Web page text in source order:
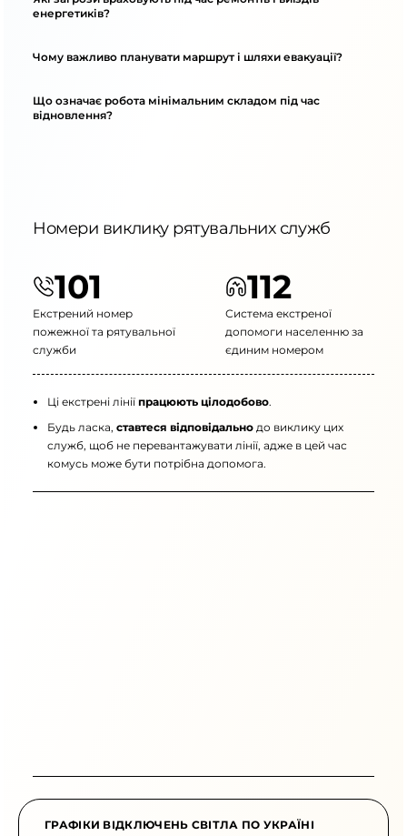
Номери виклику рятувальних служб
101
Екстрений номер
пожежної та рятувальної
служби
112
Система екстреної
допомоги населенню за
єдиним номером
Ці екстрені лінії працюють цілодобово.
Будь ласка, ставтеся відповідально до виклику цих
служб, щоб не перевантажувати лінії, адже в цей час
комусь може бути потрібна допомога.
ГРАФІКИ ВІДКЛЮЧЕНЬ СВІТЛА ПО УКРАЇНІ
енергетиків?
Чому важливо планувати маршрут і шляхи евакуації?
Що означає робота мінімальним складом під час
відновлення?